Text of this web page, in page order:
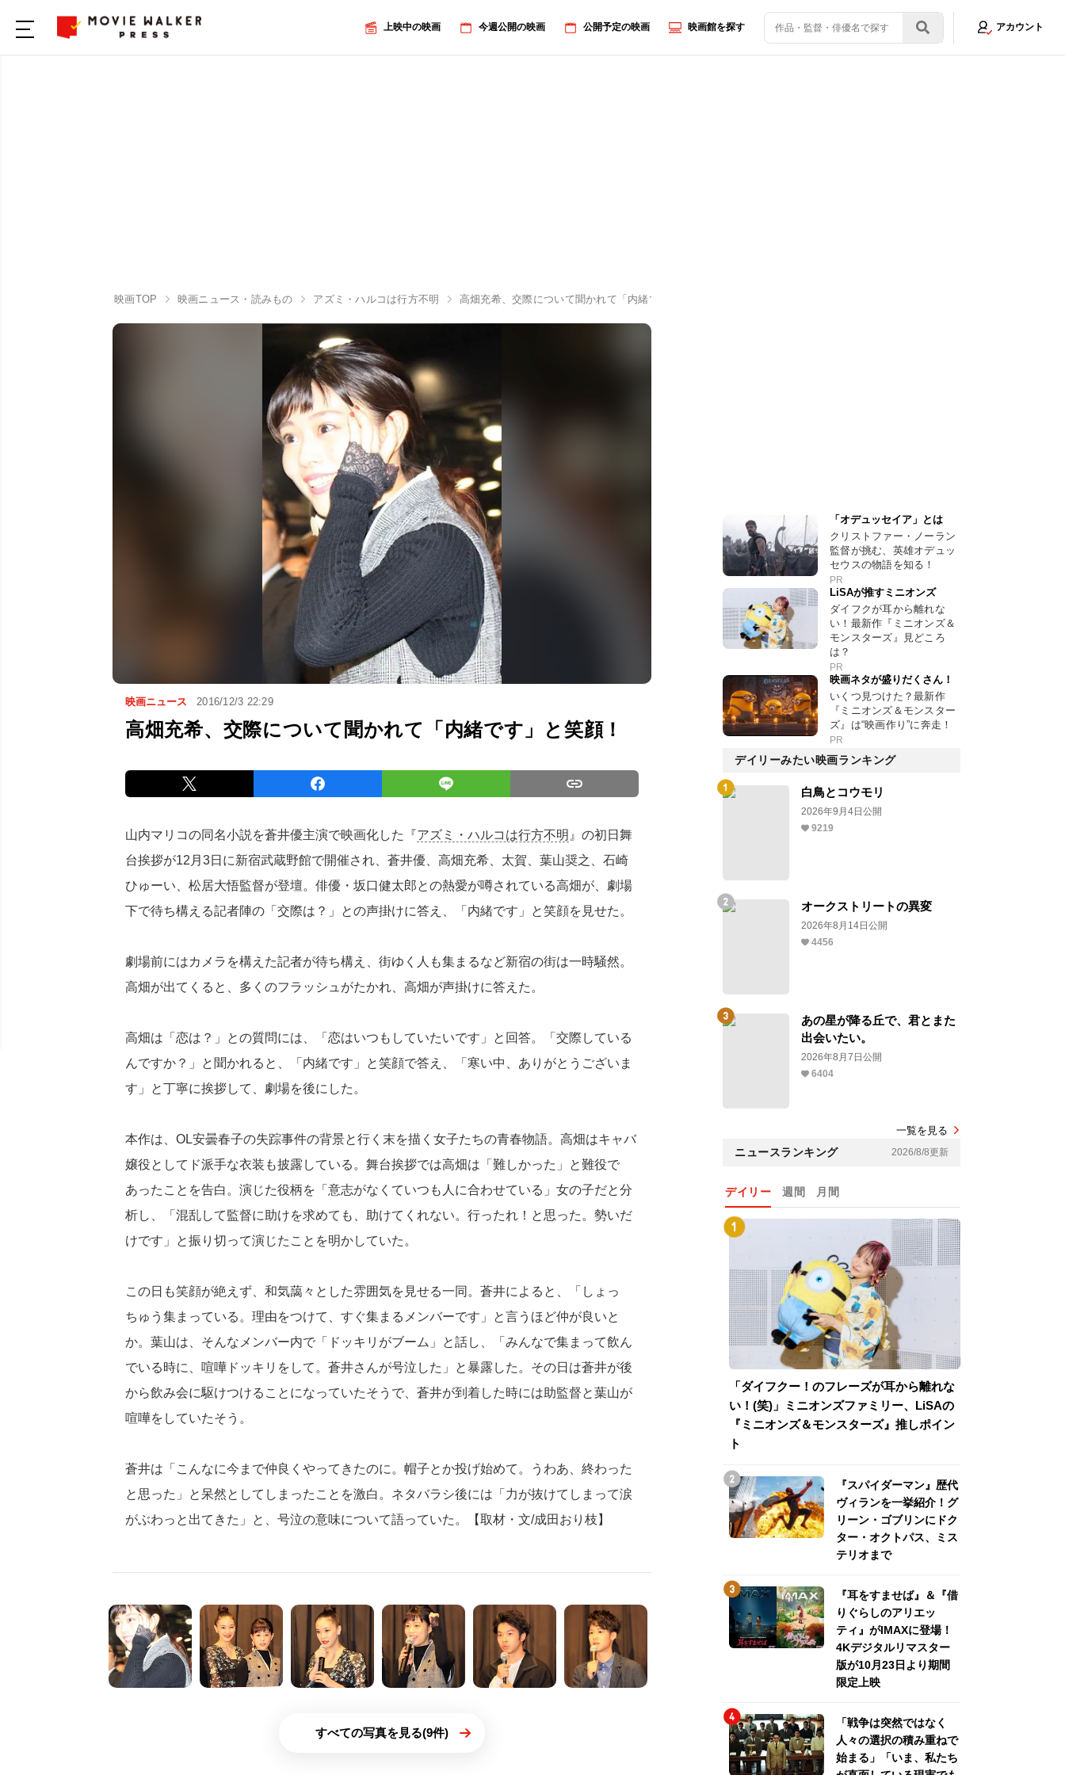
上映中の映画 今週公開の映画 公開予定の映画 映画館を探す アカウント
映画TOP 映画ニュース・読みもの アズミ・ハルコは行方不明 高畑充希、交際について聞かれて「内緒です」と笑顔！
映画ニュース 2016/12/3 22:29
高畑充希、交際について聞かれて「内緒です」と笑顔！
山内マリコの同名小説を蒼井優主演で映画化した『アズミ・ハルコは行方不明 』の初日舞
台挨拶が12月3日に新宿武蔵野館で開催され、蒼井優、高畑充希、太賀、葉山奨之、石崎
ひゅーい、松居大悟監督が登壇。俳優・坂口健太郎との熱愛が噂されている高畑が、劇場
下で待ち構える記者陣の「交際は？」との声掛けに答え、「内緒です」と笑顔を見せた。
劇場前にはカメラを構えた記者が待ち構え、街ゆく人も集まるなど新宿の街は一時騒然。
高畑が出てくると、多くのフラッシュがたかれ、高畑が声掛けに答えた。
高畑は「恋は？」との質問には、「恋はいつもしていたいです」と回答。「交際している
んですか？」と聞かれると、「内緒です」と笑顔で答え、「寒い中、ありがとうございま
す」と丁寧に挨拶して、劇場を後にした。
本作は、OL安曇春子の失踪事件の背景と行く末を描く女子たちの青春物語。高畑はキャバ
嬢役としてド派手な衣装も披露している。舞台挨拶では高畑は「難しかった」と難役で
あったことを告白。演じた役柄を「意志がなくていつも人に合わせている」女の子だと分
析し、「混乱して監督に助けを求めても、助けてくれない。行ったれ！と思った。勢いだ
けです」と振り切って演じたことを明かしていた。
この日も笑顔が絶えず、和気藹々とした雰囲気を見せる一同。蒼井によると、「しょっ
ちゅう集まっている。理由をつけて、すぐ集まるメンバーです」と言うほど仲が良いと
か。葉山は、そんなメンバー内で「ドッキリがブーム」と話し、「みんなで集まって飲ん
でいる時に、喧嘩ドッキリをして。蒼井さんが号泣した」と暴露した。その日は蒼井が後
から飲み会に駆けつけることになっていたそうで、蒼井が到着した時には助監督と葉山が
喧嘩をしていたそう。
蒼井は「こんなに今まで仲良くやってきたのに。帽子とか投げ始めて。うわあ、終わった
と思った」と呆然としてしまったことを激白。ネタバラシ後には「力が抜けてしまって涙
がぶわっと出てきた」と、号泣の意味について語っていた。【取材・文/成田おり枝】
すべての写真を見る(9件)
「オデュッセイア」とは
クリストファー・ノーラン
監督が挑む、英雄オデュッ
セウスの物語を知る！
PR
LiSAが推すミニオンズ
ダイフクが耳から離れな
い！最新作『ミニオンズ＆
モンスターズ』見どころ
は？
PR
映画ネタが盛りだくさん！
いくつ見つけた？最新作
『ミニオンズ＆モンスター
ズ』は“映画作り”に奔走！
PR
デイリーみたい映画ランキング
白鳥とコウモリ
2026年9月4日公開
9219
オークストリートの異変
2026年8月14日公開
4456
あの星が降る丘で、君とまた
出会いたい。
2026年8月7日公開
6404
一覧を見る
ニュースランキング 2026/8/8更新
デイリー 週間 月間
「ダイフクー！のフレーズが耳から離れな
い！(笑)」ミニオンズファミリー、LiSAの
『ミニオンズ＆モンスターズ』推しポイン
ト
『スパイダーマン』歴代
ヴィランを一挙紹介！グ
リーン・ゴブリンにドク
ター・オクトパス、ミス
テリオまで
『耳をすませば』＆『借
りぐらしのアリエッ
ティ』がIMAXに登場！
4Kデジタルリマスター
版が10月23日より期間
限定上映
「戦争は突然ではなく
人々の選択の積み重ねで
始まる」「いま、私たち